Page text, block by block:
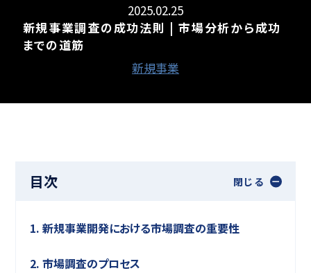
2025.02.25
新規事業調査の成功法則 | 市場分析から成功
までの道筋
新規事業
目次 閉じる
1. 新規事業開発における市場調査の重要性
2. 市場調査のプロセス